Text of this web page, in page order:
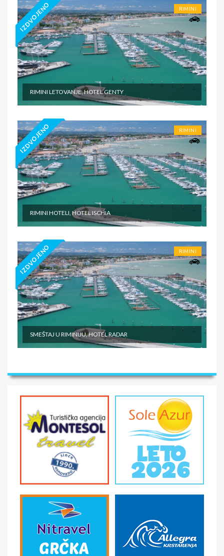
IZDVOJENO RIMINI
RIMINI LETOVANJE, HOTEL GENTY
IZDVOJENO RIMINI
RIMINI HOTELI, HOTEL ISCHIA
IZDVOJENO RIMINI
SMEŠTAJ U RIMINIJU, HOTEL RADAR